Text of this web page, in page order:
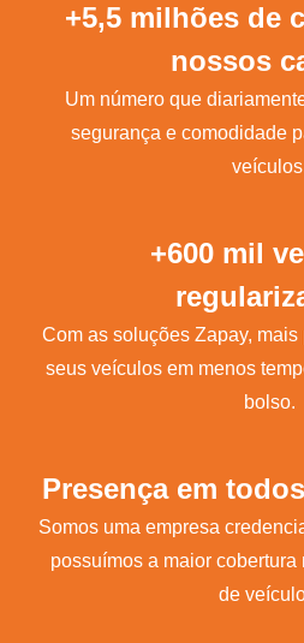
+5,5 milhões de
nossos
Um número que
segurança e comodidade
+600 mil
Com as soluções Zapay,
seus veículos em menos
bolso.
Presença em
Somos uma empresa
possuímos a maior
de